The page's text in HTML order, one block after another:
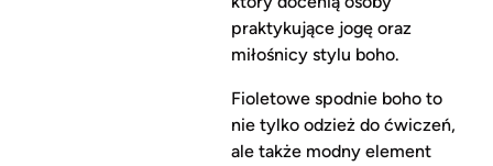
praktykujące jogę oraz
miłośnicy stylu boho.
Fioletowe spodnie boho to
nie tylko odzież do ćwiczeń,
ale także modny element